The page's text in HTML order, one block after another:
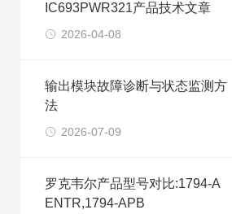
IC693PWR321产品技术文章
2026-04-08
输出模块故障诊断与状态监测方
法
2026-07-09
罗克韦尔产品型号对比:1794-A
ENTR,1794-APB